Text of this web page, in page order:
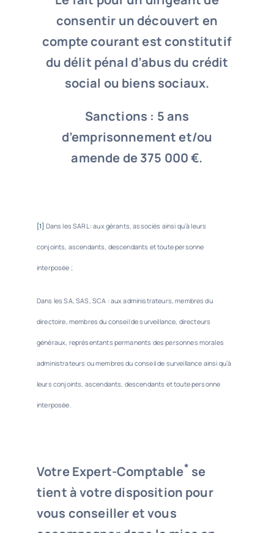
consentir un découvert en
compte courant est constitutif
du délit pénal d’abus du crédit
social ou biens sociaux.
Sanctions : 5 ans
d’emprisonnement et/ou
amende de 375 000 €.
[1] Dans les SARL : aux gérants, associés ainsi qu’à leurs
conjoints, ascendants, descendants et toute personne
interposée ;
Dans les SA, SAS, SCA : aux administrateurs, membres du
directoire, membres du conseil de surveillance, directeurs
généraux, représentants permanents des personnes morales
administrateurs ou membres du conseil de surveillance ainsi qu’à
leurs conjoints, ascendants, descendants et toute personne
interposée.
Votre Expert-Comptable* se
tient à votre disposition pour
vous conseiller et vous